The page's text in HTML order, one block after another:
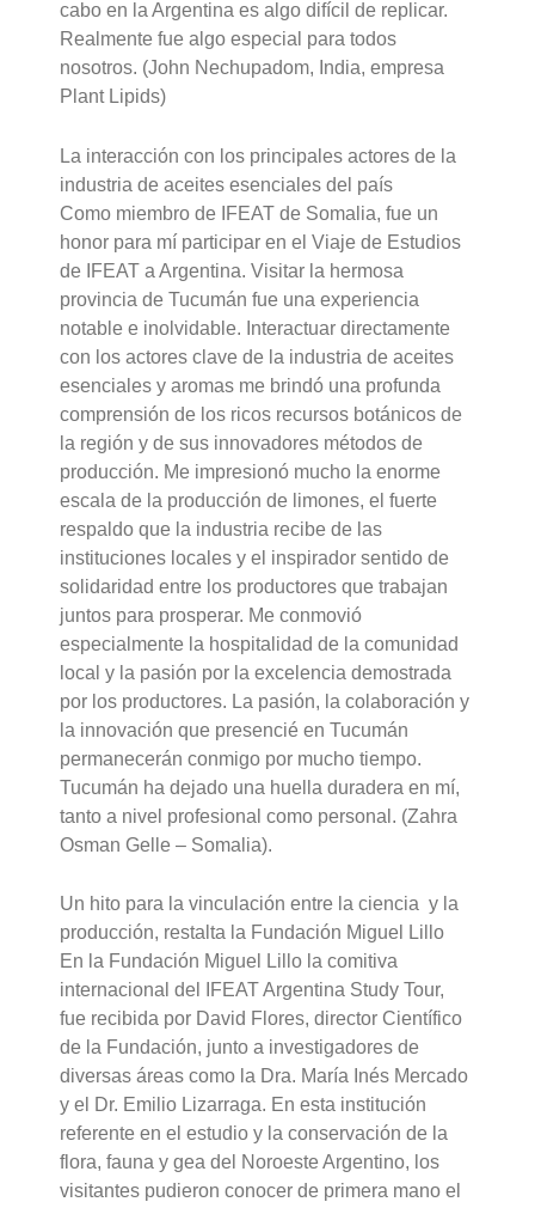
cabo en la Argentina es algo difícil de replicar.
Realmente fue algo especial para todos
nosotros. (John Nechupadom, India, empresa
Plant Lipids)
La interacción con los principales actores de la
industria de aceites esenciales del país
Como miembro de IFEAT de Somalia, fue un
honor para mí participar en el Viaje de Estudios
de IFEAT a Argentina. Visitar la hermosa
provincia de Tucumán fue una experiencia
notable e inolvidable. Interactuar directamente
con los actores clave de la industria de aceites
esenciales y aromas me brindó una profunda
comprensión de los ricos recursos botánicos de
la región y de sus innovadores métodos de
producción. Me impresionó mucho la enorme
escala de la producción de limones, el fuerte
respaldo que la industria recibe de las
instituciones locales y el inspirador sentido de
solidaridad entre los productores que trabajan
juntos para prosperar. Me conmovió
especialmente la hospitalidad de la comunidad
local y la pasión por la excelencia demostrada
por los productores. La pasión, la colaboración y
la innovación que presencié en Tucumán
permanecerán conmigo por mucho tiempo.
Tucumán ha dejado una huella duradera en mí,
tanto a nivel profesional como personal. (Zahra
Osman Gelle – Somalia).
Un hito para la vinculación entre la ciencia y la
producción, restalta la Fundación Miguel Lillo
En la Fundación Miguel Lillo la comitiva
internacional del IFEAT Argentina Study Tour,
fue recibida por David Flores, director Científico
de la Fundación, junto a investigadores de
diversas áreas como la Dra. María Inés Mercado
y el Dr. Emilio Lizarraga. En esta institución
referente en el estudio y la conservación de la
flora, fauna y gea del Noroeste Argentino, los
visitantes pudieron conocer de primera mano el